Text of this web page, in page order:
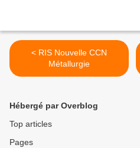
< RIS Nouvelle CCN
Métallurgie
Hébergé par Overblog
Top articles
Pages